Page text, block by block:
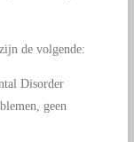
de volgende:
Disorder
geen